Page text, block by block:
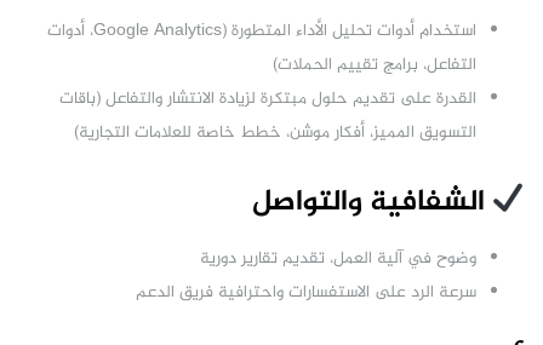
استخدام أدوات تحليل الأداء المتطورة (Google Analytics، أدوات
التفاعل، برامج تقييم الحملات)
القدرة على تقديم حلول مبتكرة لزيادة الانتشار والتفاعل (باقات
التسويق المميز، أفكار موشن، خطط خاصة للعلامات التجارية)
الشفافية والتواصل
وضوح في آلية العمل، تقديم تقارير دورية
سرعة الرد على الاستفسارات واحترافية فريق الدعم